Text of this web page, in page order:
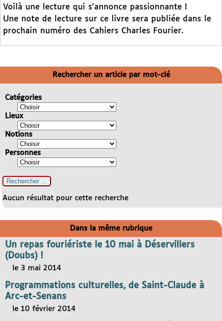
Voilà une lecture qui s’annonce passionnante !
Une note de lecture sur ce livre sera publiée dans le
prochain numéro des Cahiers Charles Fourier.
Rechercher un article par mot-clé
Catégories
Lieux
Notions
Personnes
Aucun résultat pour cette recherche
Dans la même rubrique
Un repas fouriériste le 10 mai à Déservillers
(Doubs) !
le 3 mai 2014
Programmations culturelles, de Saint-Claude à
Arc-et-Senans
le 10 février 2014